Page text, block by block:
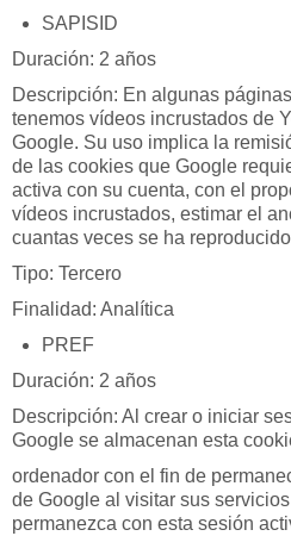
SAPISID
Duración: 2 años
Descripción: En algunas
tenemos vídeos incrustados de
Google. Su uso implica la
de las cookies que Google
activa con su cuenta, con el
vídeos incrustados, estimar el
cuantas veces se ha
Tipo: Tercero
Finalidad: Analítica
PREF
Duración: 2 años
Descripción: Al crear o iniciar
Google se almacenan esta
ordenador con el fin de
de Google al visitar sus
permanezca con esta sesión